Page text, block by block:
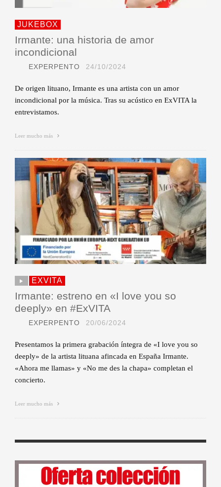
JUKEBOX
Irmante: una historia de amor
incondicional
EXPERPENTO 24/10/2024
De origen lituano, Irmante es una artista con un amor
incondicional por la música. Tras su acústico en ExVITA la
entrevistamos.
Leer mucho más
EXVITA
Irmante: estreno en «I love you so
deeply» en #ExVITA
EXPERPENTO 20/06/2024
Presentamos la primera grabación íntegra de «I love you so
deeply» de la artista lituana afincada en España Irmante.
«Ahora me llamas» y «No me des la chapa» completan el
concierto.
Leer mucho más